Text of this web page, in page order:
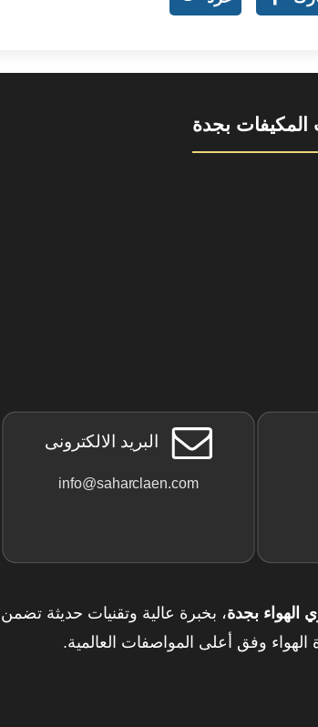
بجدة
البريد الالكترونى
info@saharclaen.com
بجدة، بخبرة عالية وتقنيات حديثة
وفق أعلى المواصفات العالمية.